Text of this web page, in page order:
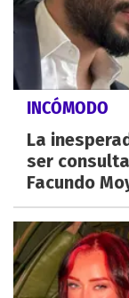
INCÓMODO
La
ser
Facundo